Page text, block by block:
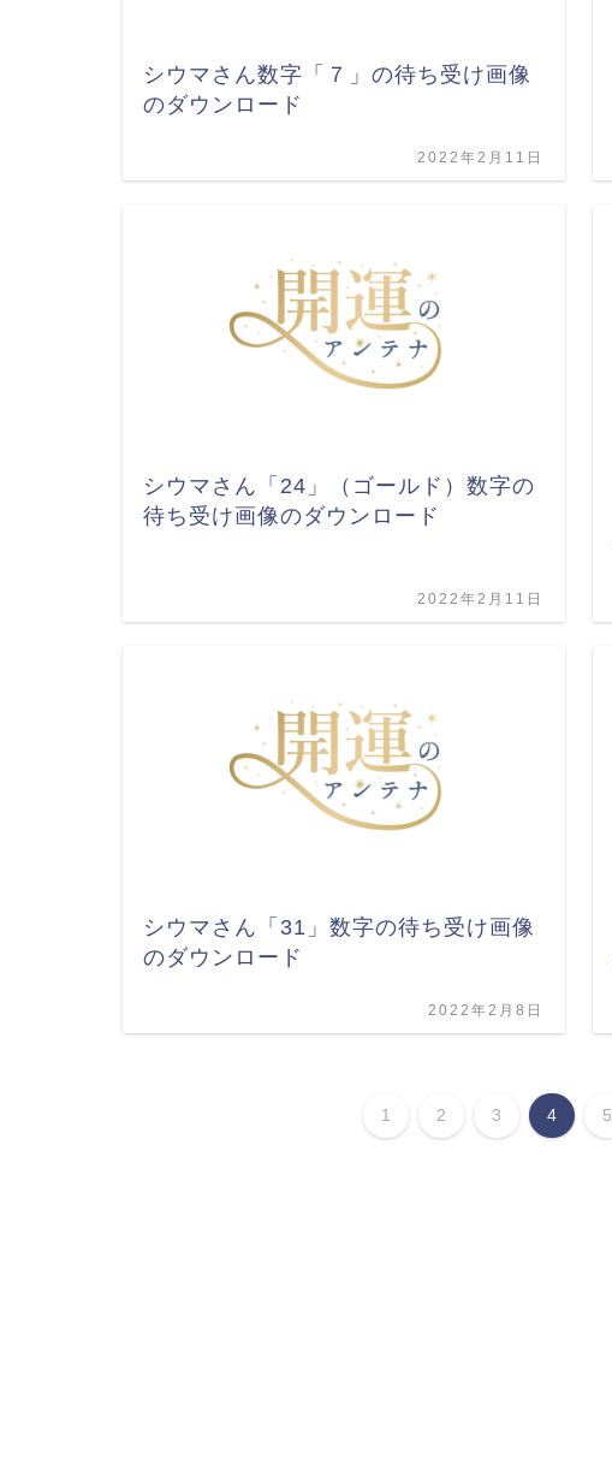
シウマさん数字「７」の待ち受け画像
のダウンロード
2022年2月11日
シウマさん「24」（ゴールド）数字の
待ち受け画像のダウンロード
2022年2月11日
シウマさん「31」数字の待ち受け画像
のダウンロード
2022年2月8日
1 2 3 4 5